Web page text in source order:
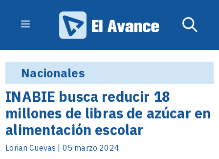
Nacionales
INABIE busca reducir 18
millones de libras de azúcar en
alimentación escolar
Lorian Cuevas | 05 marzo 2024